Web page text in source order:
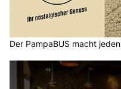
Der PampaBUS macht